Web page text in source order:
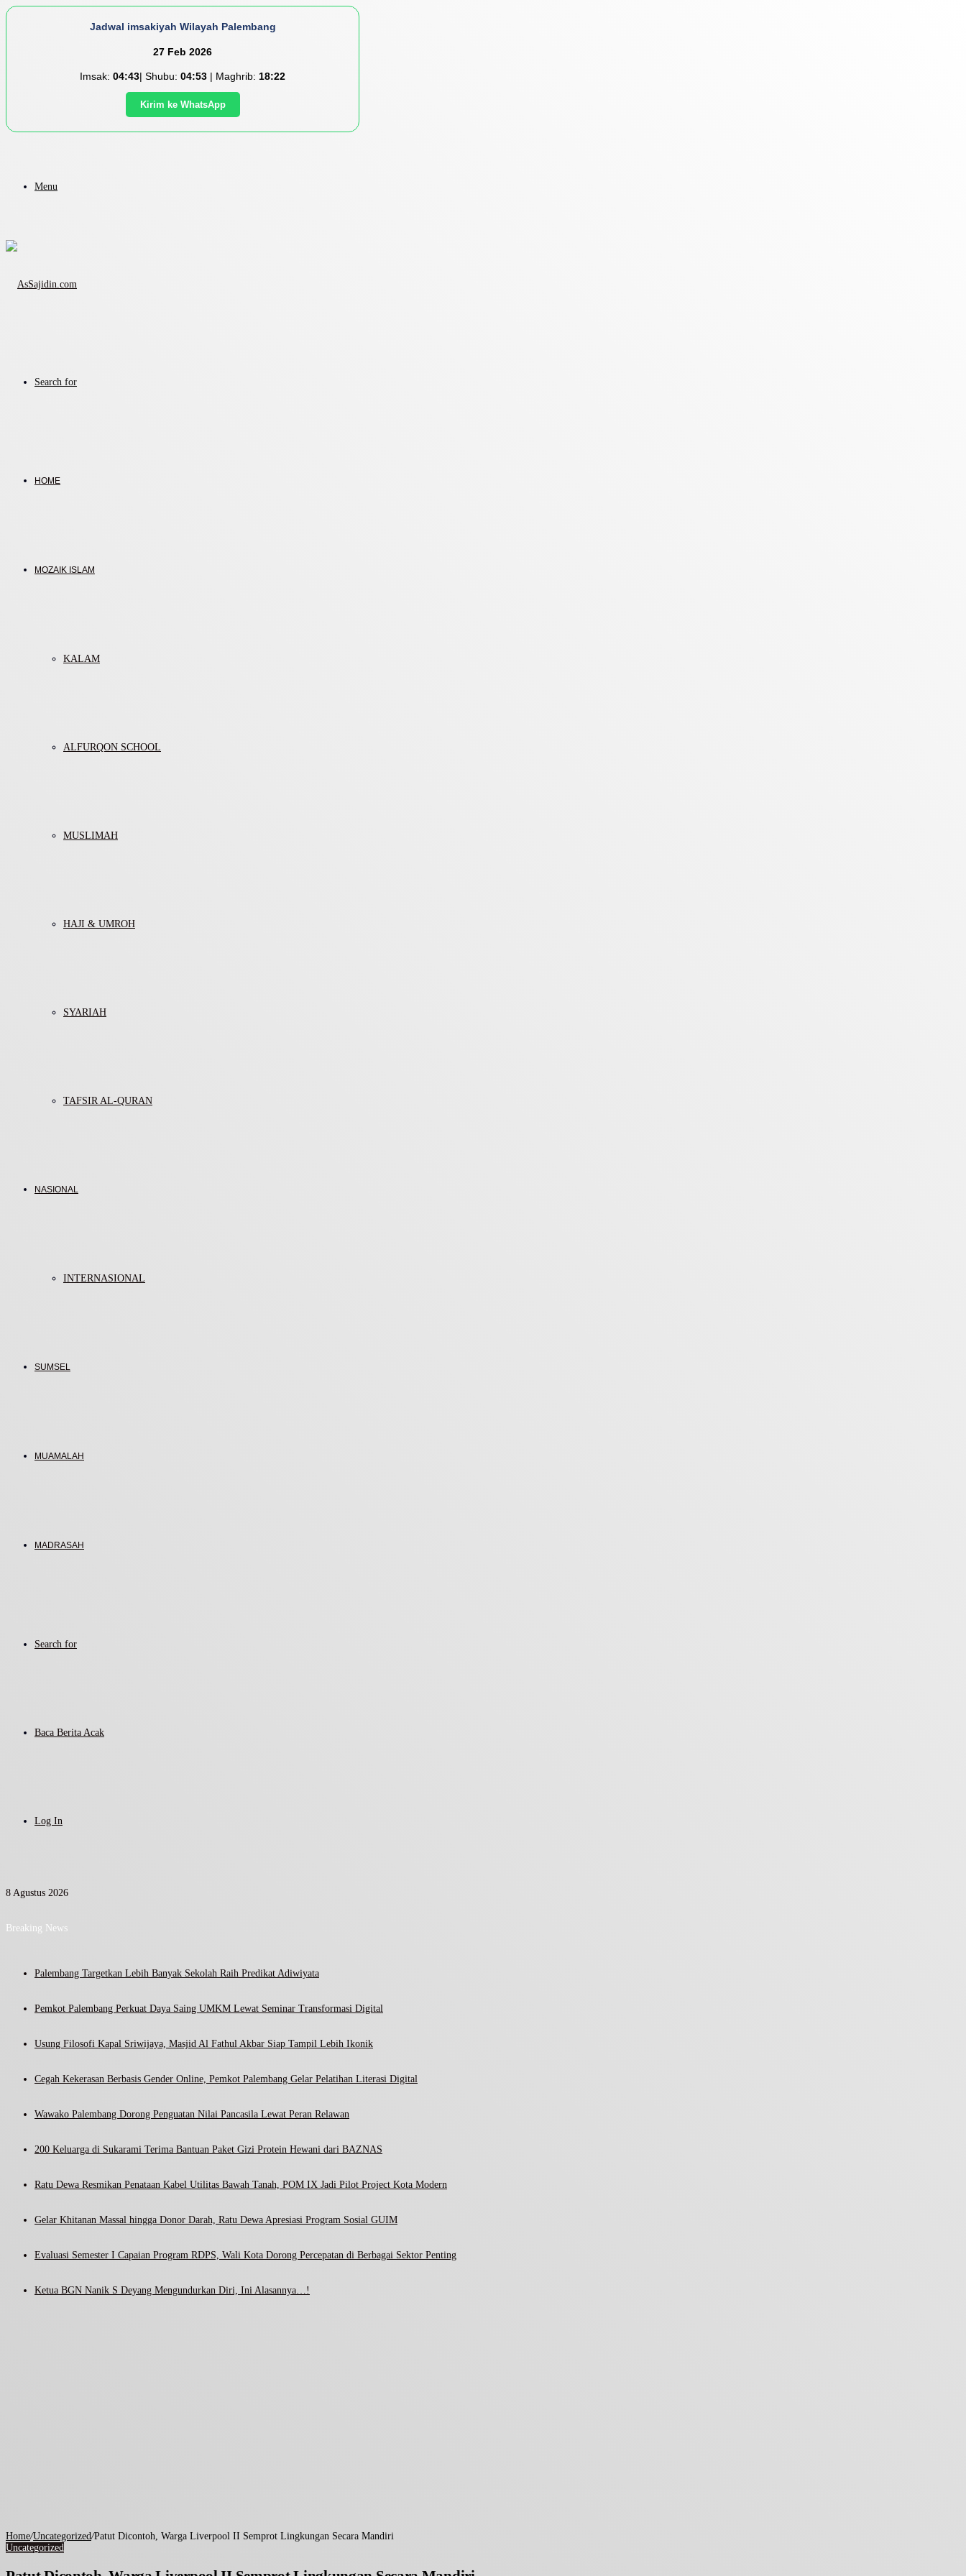
Jadwal imsakiyah Wilayah Palembang
27 Feb 2026
Imsak: 04:43| Shubu: 04:53 | Maghrib: 18:22
Kirim ke WhatsApp
Menu
Search for
HOME
MOZAIK ISLAM
KALAM
ALFURQON SCHOOL
MUSLIMAH
HAJI & UMROH
SYARIAH
TAFSIR AL-QURAN
NASIONAL
INTERNASIONAL
SUMSEL
MUAMALAH
MADRASAH
Search for
Baca Berita Acak
Log In
8 Agustus 2026
Breaking News
Palembang Targetkan Lebih Banyak Sekolah Raih Predikat Adiwiyata
Pemkot Palembang Perkuat Daya Saing UMKM Lewat Seminar Transformasi Digital
Usung Filosofi Kapal Sriwijaya, Masjid Al Fathul Akbar Siap Tampil Lebih Ikonik
Cegah Kekerasan Berbasis Gender Online, Pemkot Palembang Gelar Pelatihan Literasi Digital
Wawako Palembang Dorong Penguatan Nilai Pancasila Lewat Peran Relawan
200 Keluarga di Sukarami Terima Bantuan Paket Gizi Protein Hewani dari BAZNAS
Ratu Dewa Resmikan Penataan Kabel Utilitas Bawah Tanah, POM IX Jadi Pilot Project Kota Modern
Gelar Khitanan Massal hingga Donor Darah, Ratu Dewa Apresiasi Program Sosial GUIM
Evaluasi Semester I Capaian Program RDPS, Wali Kota Dorong Percepatan di Berbagai Sektor Penting
Ketua BGN Nanik S Deyang Mengundurkan Diri, Ini Alasannya…!
Home/Uncategorized/Patut Dicontoh, Warga Liverpool II Semprot Lingkungan Secara Mandiri
Uncategorized